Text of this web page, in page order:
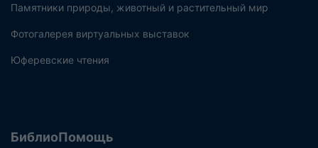
Памятники природы, животный и растительный мир
Фотогалерея виртуальных выставок
Юферевские чтения
БиблиоПомощь